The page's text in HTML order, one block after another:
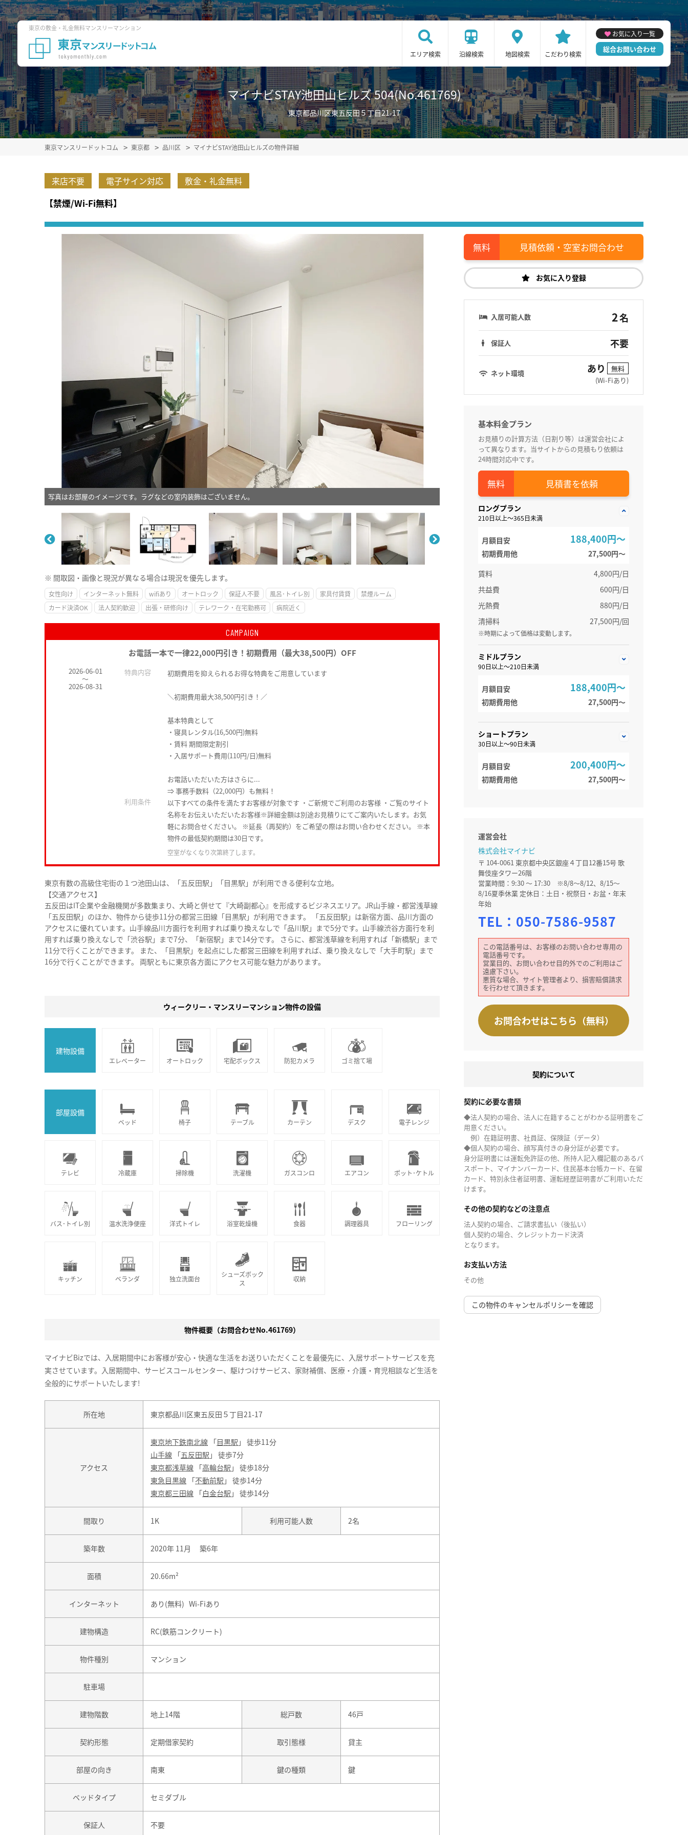
東京の敷金・礼金無料マンスリーマンション
エリア検索 沿線検索 地図検索 こだわり検索
お気に入り一覧
総合お問い合わせ
マイナビSTAY池田山ヒルズ 504(No.461769)
東京都品川区東五反田５丁目21-17
東京マンスリードットコム 東京都 品川区 マイナビSTAY池田山ヒルズの物件詳細
来店不要 電子サイン対応 敷金・礼金無料
【禁煙/Wi-Fi無料】
写真はお部屋のイメージです。ラグなどの室内装飾はございません。
※ 間取図・画像と現況が異なる場合は現況を優先します。
女性向け インターネット無料 wifiあり オートロック 保証人不要 風呂･トイレ別 家具付賃貸
禁煙ルーム
カード決済OK
法人契約歓迎 出張・研修向け テレワーク・在宅勤務可 病院近く
CAMPAIGN
お電話一本で一律22,000円引き！初期費用（最大38,500円）OFF
2026-06-01
～
2026-08-31
特典内容 初期費用を抑えられるお得な特典をご用意しています
＼初期費用最大38,500円引き！／
基本特典として
・寝具レンタル(16,500円)無料
・賃料 期間限定割引
・入居サポート費用(110円/日)無料
お電話いただいた方はさらに...
⇒ 事務手数料（22,000円）も無料！
利用条件
以下すべての条件を満たすお客様が対象です ・ご新規でご利用のお客様 ・ご覧のサイト
名称をお伝えいただいたお客様※詳細金額は別途お見積りにてご案内いたします。お気
軽にお問合せください。 ※延長（再契約）をご希望の際はお問い合わせください。 ※本
物件の最低契約期間は30日です。
空室がなくなり次第終了します。
東京有数の高級住宅街の１つ池田山は、「五反田駅」「目黒駅」が利用できる便利な立地。
【交通アクセス】
五反田はIT企業や金融機関が多数集まり、大崎と併せて『大崎副都心』を形成するビジネスエリア。JR山手線・都営浅草線
「五反田駅」のほか、物件から徒歩11分の都営三田線「目黒駅」が利用できます。 「五反田駅」は新宿方面、品川方面の
アクセスに優れています。山手線品川方面行を利用すれば乗り換えなしで「品川駅」まで5分です。山手線渋谷方面行を利
用すれば乗り換えなしで「渋谷駅」まで7分、「新宿駅」まで14分です。 さらに、都営浅草線を利用すれば「新橋駅」まで
11分で行くことができます。 また、「目黒駅」を起点にした都営三田線を利用すれば、乗り換えなしで「大手町駅」まで
16分で行くことができます。 両駅ともに東京各方面にアクセス可能な魅力があります。
見積依頼・空室お問合わせ
お気に入り登録
入居可能人数 2名
保証人 不要
ネット環境 あり
無料
(Wi-Fiあり)
基本料金プラン
お見積りの計算方法（日割り等）は運営会社によ
って異なります。当サイトからの見積もり依頼は
24時間対応中です。
見積書を依頼
ロングプラン
210日以上～365日未満
月額目安 188,400円～
初期費用他
27,500円〜
賃料
4,800円/日
共益費
600円/日
光熱費
880円/日
清掃料
27,500円/回
※時期によって価格は変動します。
ミドルプラン
90日以上～210日未満
月額目安 188,400円～
初期費用他 27,500円〜
ショートプラン
30日以上～90日未満
月額目安 200,400円～
初期費用他 27,500円〜
運営会社
株式会社マイナビ
〒 104-0061 東京都中央区銀座４丁目12番15号 歌
舞伎座タワー26階
営業時間：9:30 ～ 17:30 ※8/8～8/12、8/15～
8/16夏季休業 定休日：土日・祝祭日・お盆・年末
年始
TEL： 050-7586-9587
この電話番号は、お客様のお問い合わせ専用の
電話番号です。
営業目的、お問い合わせ目的外でのご利用はご
遠慮下さい。
悪質な場合、サイト管理者より、損害賠償請求
を行わせて頂きます。
お問合わせはこちら（無料）
契約について
契約に必要な書類
◆法人契約の場合、法人に在籍することがわかる証明書をご
用意ください。
例）在籍証明書、社員証、保険証（データ）
◆個人契約の場合、顔写真付きの身分証が必要です。
身分証明書には運転免許証の他、所持人記入欄記載のあるパ
スポート、マイナンバーカード、住民基本台帳カード、在留
カード、特別永住者証明書、運転経歴証明書がご利用いただ
けます。
その他の契約などの注意点
法人契約の場合、ご請求書払い（後払い）
個人契約の場合、クレジットカード決済
となります。
お支払い方法
その他
この物件のキャンセルポリシーを確認
ウィークリー・マンスリーマンション物件の設備
建物設備
エレベーター オートロック 宅配ボックス 防犯カメラ ゴミ捨て場
部屋設備
ベッド 椅子 テーブル カーテン デスク 電子レンジ
テレビ 冷蔵庫 掃除機 洗濯機 ガスコンロ エアコン ポット･ケトル
バス･トイレ別 温水洗浄便座 洋式トイレ 浴室乾燥機 食器 調理器具 フローリング
キッチン ベランダ 独立洗面台
シューズボック
ス
収納
物件概要（お問合わせNo.461769）
マイナビBizでは、入居期間中にお客様が安心・快適な生活をお送りいただくことを最優先に、入居サポートサービスを充
実させています。入居期間中、サービスコールセンター、駆けつけサービス、家財補償、医療・介護・育児相談など生活を
全般的にサポートいたします!
所在地 東京都品川区東五反田５丁目21-17
アクセス
東京地下鉄南北線 「目黒駅 」 徒歩11分
山手線 「五反田駅 」 徒歩7分
東京都浅草線 「高輪台駅 」 徒歩18分
東急目黒線 「不動前駅 」 徒歩14分
東京都三田線 「白金台駅 」 徒歩14分
間取り 1K 利用可能人数 2名
築年数 2020年 11月 築6年
面積 20.66m²
インターネット あり(無料) Wi-Fiあり
建物構造 RC(鉄筋コンクリート)
物件種別 マンション
駐車場
建物階数 地上14階 総戸数 46戸
契約形態 定期借家契約 取引態様 貸主
部屋の向き 南東 鍵の種類 鍵
ベッドタイプ セミダブル
保証人 不要